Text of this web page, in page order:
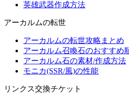
英雄武器作成方法
アーカルムの転世
アーカルムの転世攻略まとめ
アーカルム召喚石のおすすめ
アーカルム石の素材/作成方法
モニカ(SSR/風)の性能
リンクス交換チケット